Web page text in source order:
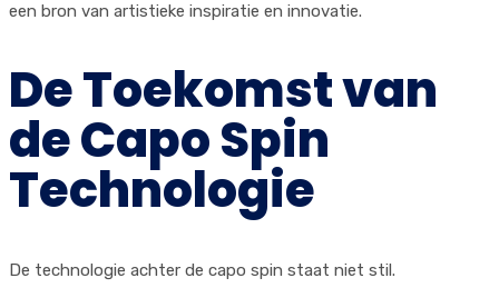
een bron van artistieke inspiratie en innovatie.
De Toekomst van
de Capo Spin
Technologie
De technologie achter de capo spin staat niet stil.